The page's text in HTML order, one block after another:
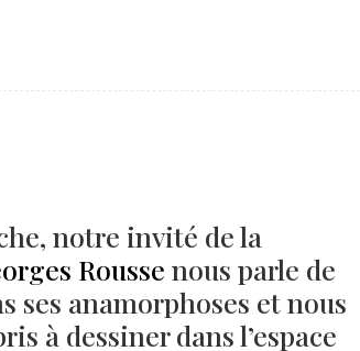
notre invité de la
Rousse nous parle de
ses anamorphoses et nous
à dessiner dans l’espace